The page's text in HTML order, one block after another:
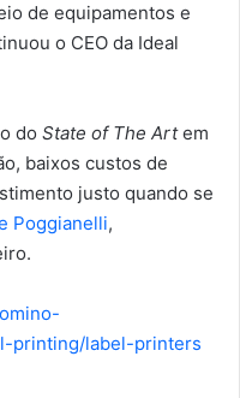
de equipamentos e
o CEO da Ideal
do State of The Artem
baixos custos de
justo quando se
Poggianelli,
printing/label-printers